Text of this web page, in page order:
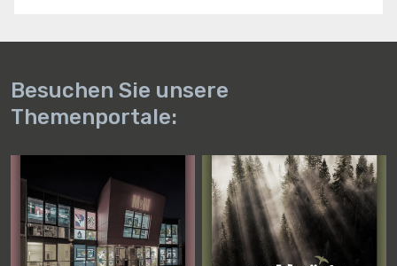
Besuchen Sie unsere
Themenportale: